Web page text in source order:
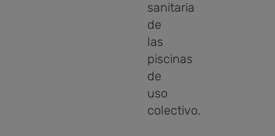
sanitaria
de
las
piscinas
de
uso
colectivo.